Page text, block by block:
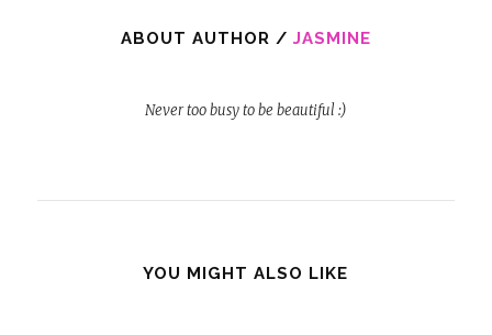
ABOUT AUTHOR / JASMINE
Never too busy to be beautiful :)
YOU MIGHT ALSO LIKE